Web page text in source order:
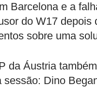
Barcelona e a
do W17
sobre uma
da Áustria
sessão: Dino